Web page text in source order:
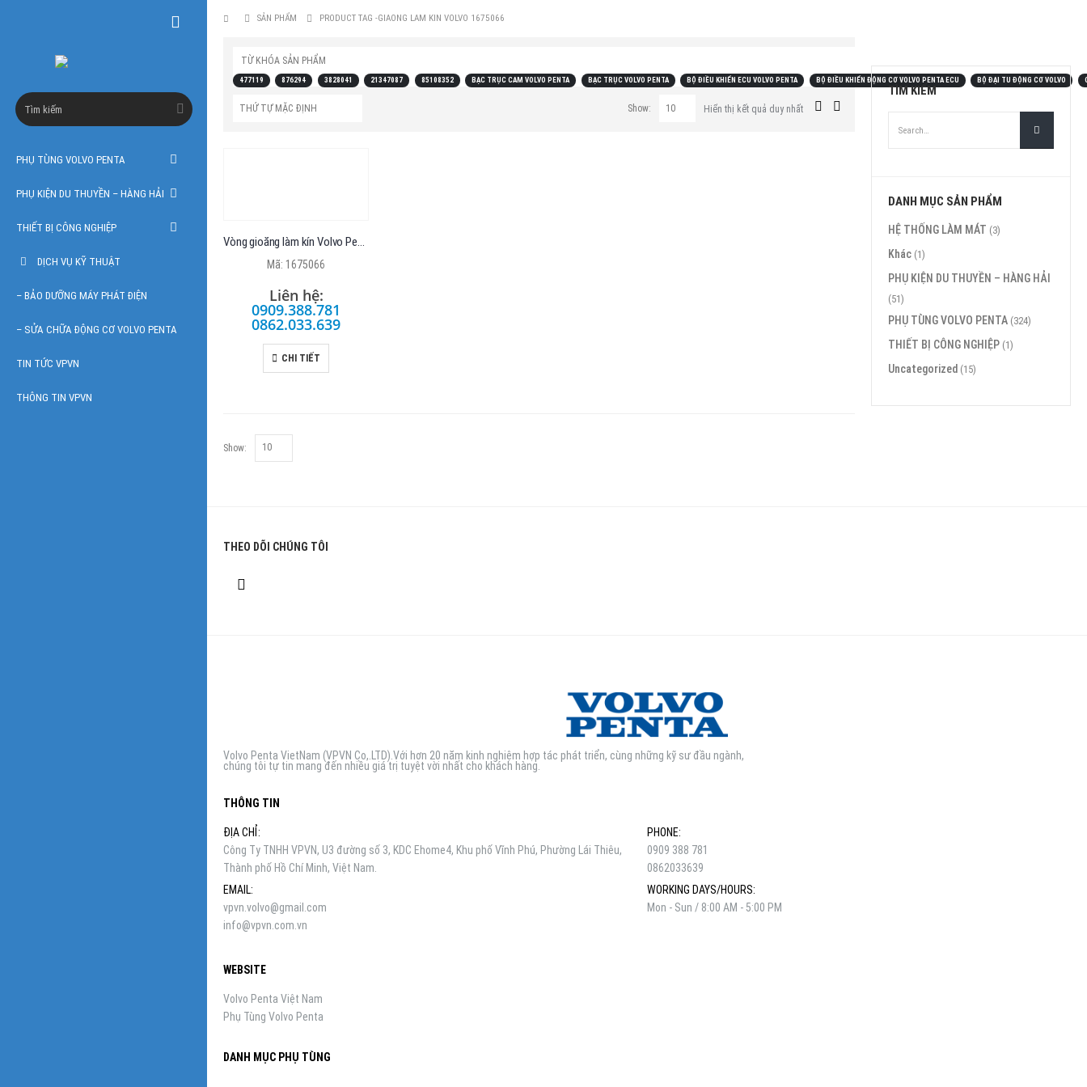
PHỤ TÙNG VOLVO PENTA
PHỤ KIỆN DU THUYỀN – HÀNG HẢI
THIẾT BỊ CÔNG NGHIỆP
DỊCH VỤ KỸ THUẬT
– BẢO DƯỠNG MÁY PHÁT ĐIỆN
– SỬA CHỮA ĐỘNG CƠ VOLVO PENTA
TIN TỨC VPVN
THÔNG TIN VPVN
SẢN PHẨM PRODUCT TAG -GIAONG LAM KIN VOLVO 1675066
TỪ KHÓA SẢN PHẨM
477119 876294 3828041 21347087 85108352 BẠC TRỤC CAM VOLVO PENTA BẠC TRỤC VOLVO PENTA BỘ ĐIỀU KHIỂN ECU VOLVO PENTA BỘ ĐIỀU KHIỂN ĐỘNG CƠ VOLVO PENTA ECU BỘ ĐẠI TU ĐỘNG CƠ VOLVO
Hiển thị kết quả duy nhất
Show:
Vòng gioăng làm kín Volvo Penta
Mã: 1675066
Liên hệ:
0909.388.781
0862.033.639
CHI TIẾT
Show:
TÌM KIẾM
DANH MỤC SẢN PHẨM
HỆ THỐNG LÀM MÁT (3)
Khác (1)
PHỤ KIỆN DU THUYỀN – HÀNG HẢI
(51)
PHỤ TÙNG VOLVO PENTA (324)
THIẾT BỊ CÔNG NGHIỆP (1)
Uncategorized (15)
THEO DÕI CHÚNG TÔI
Volvo Penta VietNam (VPVN Co,.LTD).Với hơn 20 năm kinh nghiệm hợp tác phát triển, cùng những kỹ sư đầu ngành,
chúng tôi tự tin mang đến nhiều giá trị tuyệt vời nhất cho khách hàng.
THÔNG TIN
ĐỊA CHỈ:
Công Ty TNHH VPVN, U3 đường số 3, KDC Ehome4, Khu phố Vĩnh Phú, Phường Lái Thiêu,
Thành phố Hồ Chí Minh, Việt Nam.
PHONE:
0909 388 781
0862033639
EMAIL:
vpvn.volvo@gmail.com
info@vpvn.com.vn
WORKING DAYS/HOURS:
Mon - Sun / 8:00 AM - 5:00 PM
WEBSITE
Volvo Penta Việt Nam
Phụ Tùng Volvo Penta
DANH MỤC PHỤ TÙNG